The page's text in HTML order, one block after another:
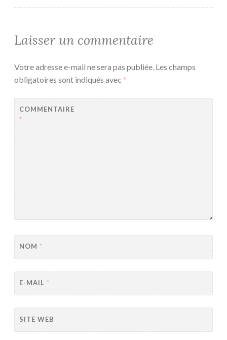
Laisser un commentaire
Votre adresse e-mail ne sera pas publiée. Les champs
obligatoires sont indiqués avec *
COMMENTAIRE
*
NOM *
E-MAIL *
SITE WEB